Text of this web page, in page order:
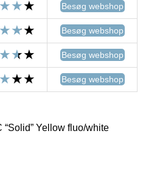
Besøg webshop
Besøg webshop
Besøg webshop
Besøg webshop
Yellow fluo/white